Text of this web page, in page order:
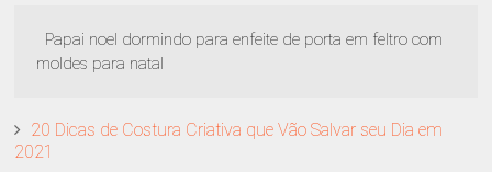
Papai noel dormindo para enfeite de porta em feltro com
moldes para natal
20 Dicas de Costura Criativa que Vão Salvar seu Dia em
2021